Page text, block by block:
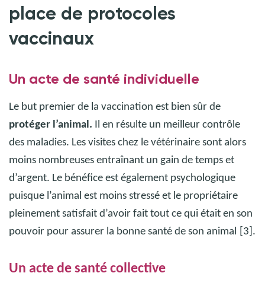
place de protocoles
vaccinaux
Un acte de santé individuelle
Le but premier de la vaccination est bien sûr de
protéger l’animal. Il en résulte un meilleur contrôle
des maladies. Les visites chez le vétérinaire sont alors
moins nombreuses entraînant un gain de temps et
d’argent. Le bénéfice est également psychologique
puisque l’animal est moins stressé et le propriétaire
pleinement satisfait d’avoir fait tout ce qui était en son
pouvoir pour assurer la bonne santé de son animal
[3].
Un acte de santé collective